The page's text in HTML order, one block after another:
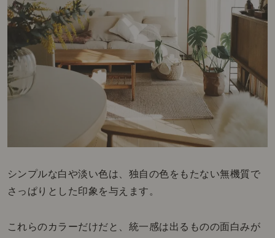
シンプルな白や淡い色は、独自の色をもたない無機質で
さっぱりとした印象を与えます。
これらのカラーだけだと、統一感は出るものの面白みが